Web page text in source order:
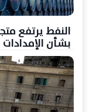
بشأن الإمدادات